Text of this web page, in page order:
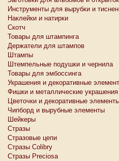
Инструменты для вырубки и
Наклейки и натирки
Скотч
Товары для штампинга
Держатели для штампов
Штампы
Штемпельные подушки и чернила
Товары для эмбоссинга
Украшения и декоративные
Фишки и металлические украшения
Цветочки и декоративные
Чипборд и вырубные элементы
Шейкеры
Стразы
Стразовые цепи
Стразы Colibry
Стразы Preciosa